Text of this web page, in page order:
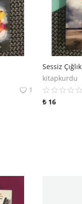
1
Sessiz Çığlık
kitapkurdu
₺ 16